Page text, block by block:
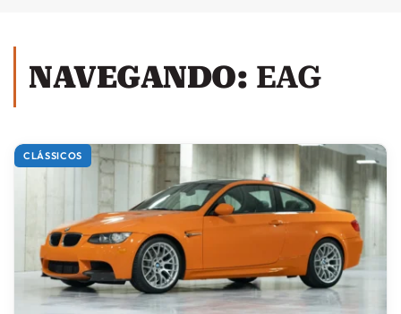
NAVEGANDO: EAG
CLÁSSICOS